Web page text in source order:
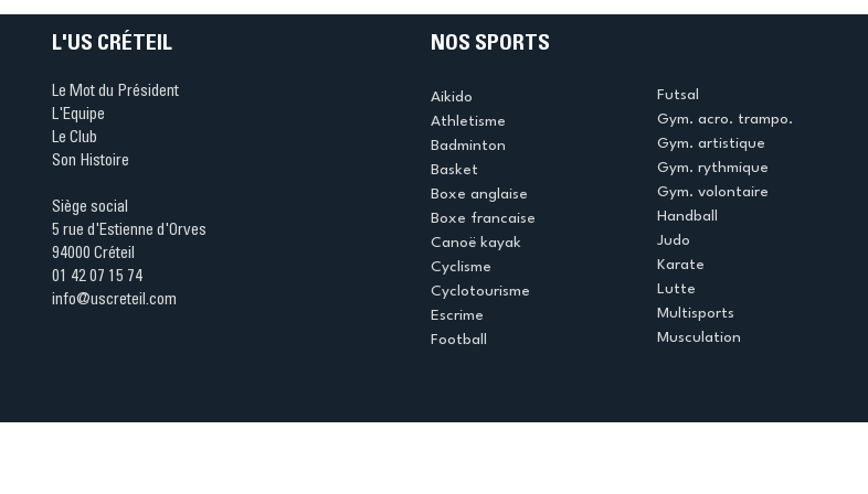
Marne
cristoliens brillent en cette
L'US CRÉTEIL
Le Mot du Président
L'Equipe
Le Club
Son Histoire
Siège social
5 rue d'Estienne d'Orves
94000 Créteil
01 42 07 15 74
info@uscreteil.com
NOS SPORTS
Aikido
Athletisme
Badminton
Basket
Boxe anglaise
Boxe francaise
Canoë kayak
Cyclisme
Cyclotourisme
Escrime
Football
Futsal
Gym. acro. trampo.
Gym. artistique
Gym. rythmique
Gym. volontaire
Handball
Judo
Karate
Lutte
Multisports
Musculation